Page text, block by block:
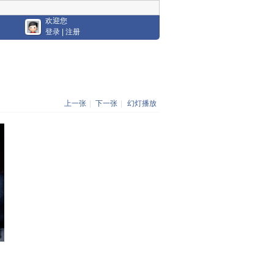
欢迎您
登录
注册
上一张 下一张 幻灯播放